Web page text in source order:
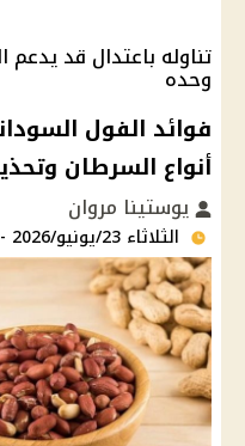
تناوله باعتدال قد
وحده
فوائد الفول
أنواع السرطان
يوستينا مروان
الثلاثاء 23/يونيو/2026 - 04:00 ص